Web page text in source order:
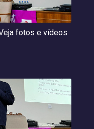
fotos e vídeos